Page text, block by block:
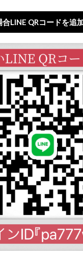
LINE QRコードを追